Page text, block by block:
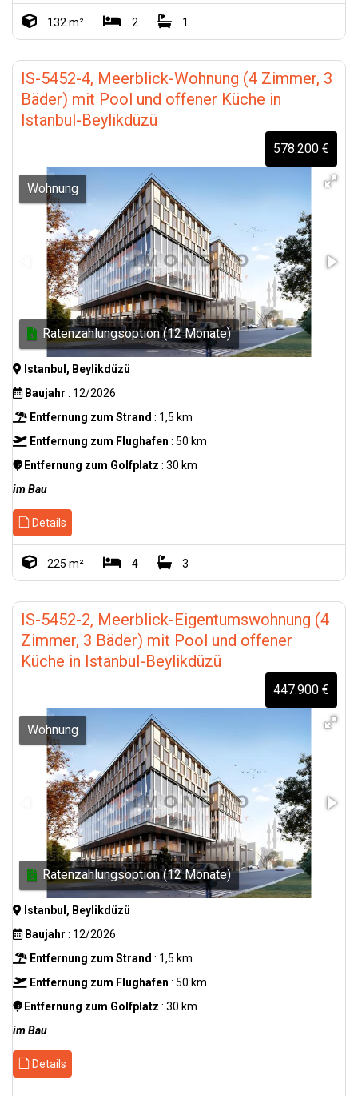
132 m² 2 1
IS-5452-4, Meerblick-Wohnung (4 Zimmer, 3
Bäder) mit Pool und offener Küche in
Istanbul-Beylikdüzü
578.200 €
Wohnung
Ratenzahlungsoption (12 Monate)
Istanbul, Beylikdüzü
Baujahr : 12/2026
Entfernung zum Strand : 1,5 km
Entfernung zum Flughafen : 50 km
Entfernung zum Golfplatz : 30 km
im Bau
Details
225 m² 4 3
IS-5452-2, Meerblick-Eigentumswohnung (4
Zimmer, 3 Bäder) mit Pool und offener
Küche in Istanbul-Beylikdüzü
447.900 €
Wohnung
Ratenzahlungsoption (12 Monate)
Istanbul, Beylikdüzü
Baujahr : 12/2026
Entfernung zum Strand : 1,5 km
Entfernung zum Flughafen : 50 km
Entfernung zum Golfplatz : 30 km
im Bau
Details